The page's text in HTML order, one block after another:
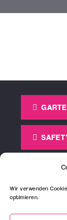
Wir verwenden
optimieren.